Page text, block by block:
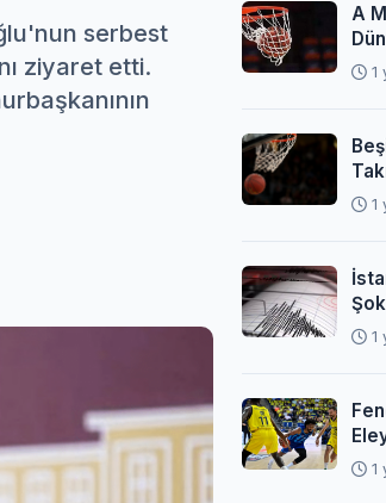
serbest
ziyaret etti.
A
1
1
1
1